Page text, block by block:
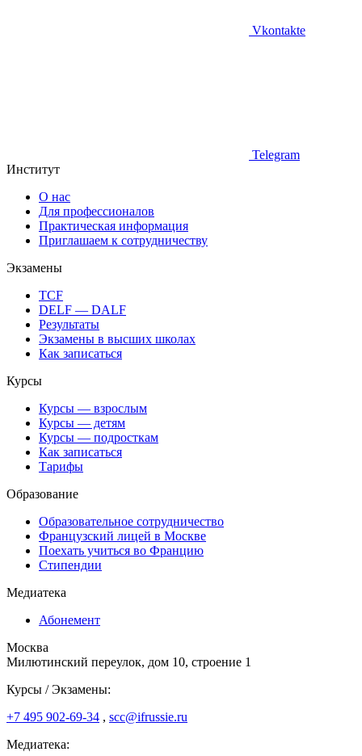
Vkontakte
Telegram
Институт
О нас
Для профессионалов
Практическая информация
Приглашаем к сотрудничеству
Экзамены
TCF
DELF — DALF
Результаты
Экзамены в высших школах
Как записаться
Курсы
Курсы — взрослым
Курсы — детям
Курсы — подросткам
Как записаться
Тарифы
Образование
Образовательное сотрудничество
Французский лицей в Москве
Поехать учиться во Францию
Стипендии
Медиатека
Абонемент
Москва
Милютинский переулок, дом 10, строение 1
Курсы / Экзамены:
+7 495 902-69-34 , scc@ifrussie.ru
Медиатека: